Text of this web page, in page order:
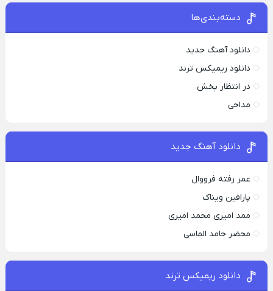
دسته‌بندی‌ها
دانلود آهنگ جدید
دانلود ریمیکس ترند
در انتظار پخش
مداحی
دانلود آهنگ جدید
عمر رفته فرووال
پارافين ویناک
ممد امیری محمد امیری
محضر حامد الماسی
دانلود ریمیکس ترند